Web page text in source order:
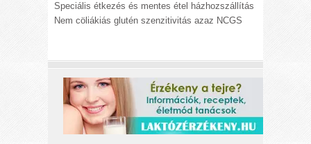
Speciális étkezés és mentes étel házhozszállítás
Nem cöliákiás glutén szenzitivitás azaz NCGS